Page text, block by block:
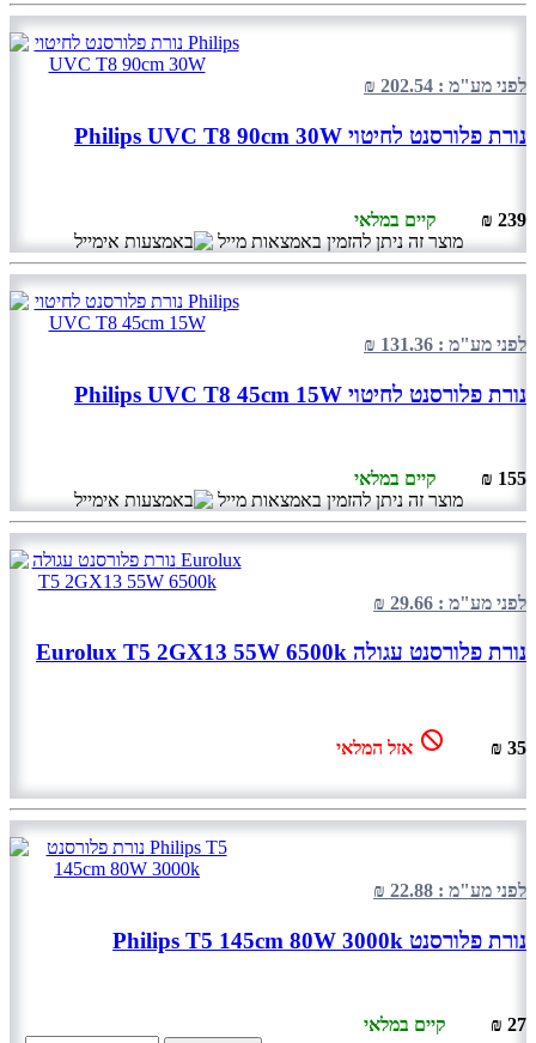
לפני מע"מ : 202.54 ₪
נורת פלורסנט לחיטוי Philips UVC T8 90cm 30W
239 ₪
קיים במלאי
מוצר זה ניתן להזמין באמצאות מייל
לפני מע"מ : 131.36 ₪
נורת פלורסנט לחיטוי Philips UVC T8 45cm 15W
155 ₪
קיים במלאי
מוצר זה ניתן להזמין באמצאות מייל
לפני מע"מ : 29.66 ₪
נורת פלורסנט עגולה Eurolux T5 2GX13 55W 6500k
35 ₪ אזל המלאי
לפני מע"מ : 22.88 ₪
נורת פלורסנט Philips T5 145cm 80W 3000k
27 ₪ קיים במלאי